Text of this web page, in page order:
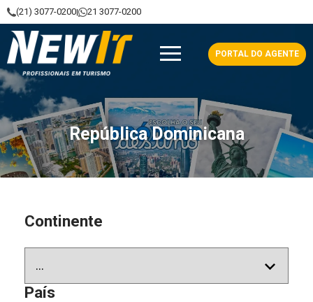
(21) 3077-0200 21 3077-0200
NewIt - Profissionais em Turismo
PORTAL DO AGENTE
República Dominicana
Continente
País